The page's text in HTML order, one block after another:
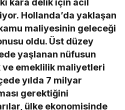
kara delik için acil
Hollanda’da yaklaşan
maliyesinin geleceği
oldu. Üst düzey
yaşlanan nüfusun
ve emeklilik maliyetleri
yılda 7 milyar
gerektiğini
ülke ekonomisinde